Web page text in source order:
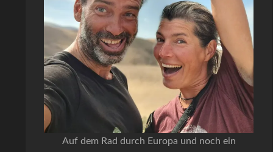
Auf dem Rad durch Europa und noch ein